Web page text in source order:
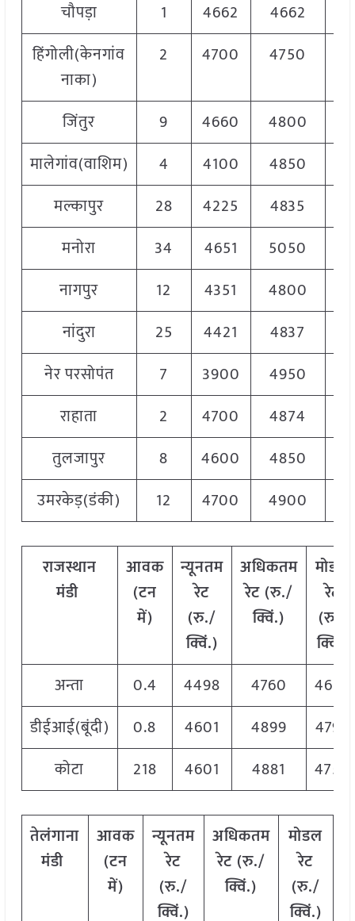
चौपड़ा 1 4662 4662
हिंगोली(केनगांव
नाका)
2 4700 4750
जिंतुर 9 4660 4800
मालेगांव(वाशिम)
4 4100 4850
मल्कापुर
28 4225 4835
मनोरा
34 4651 5050
नागपुर
12 4351 4800
नांदुरा
25 4421 4837
नेर परसोपंत
7 3900 4950
राहाता
2 4700 4874
तुलजापुर
8 4600 4850
उमरकेड़(डंकी)
12 4700 4900
राजस्थान
मंडी
आवक
(टन
में)
न्यूनतम
रेट
(रु./
क्विं.)
अधिकतम
रेट (रु./
क्विं.)
मोडल
रेट
(रु./
क्विं.)
अन्ता
0.4 4498 4760
4629
डीईआई(बूंदी)
0.8 4601 4899
4799
कोटा
218 4601 4881 4750
तेलंगाना
मंडी
आवक
(टन
में)
न्यूनतम
रेट
(रु./
क्विं.)
अधिकतम
रेट (रु./
क्विं.)
मोडल
रेट
(रु./
क्विं.)